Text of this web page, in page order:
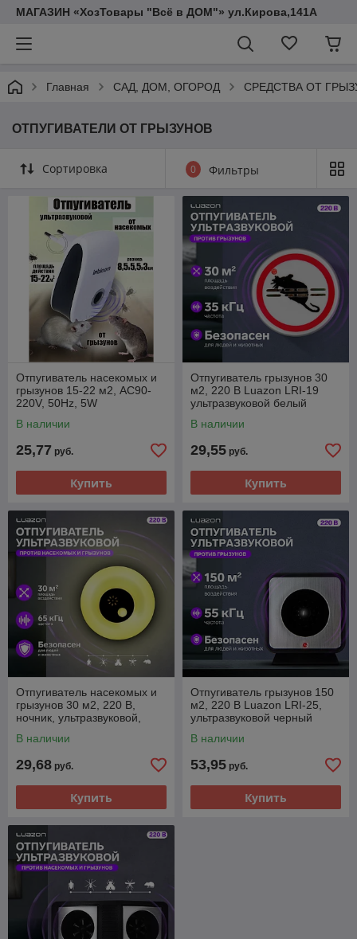
МАГАЗИН «ХозТовары "Всё в ДОМ"» ул.Кирова,141А
Главная САД, ДОМ, ОГОРОД СРЕДСТВА ОТ
ОТПУГИВАТЕЛИ ОТ ГРЫЗУНОВ
Сортировка 0 Фильтры
Отпугиватель насекомых и
грызунов 15-22 м2, АС90-
220V, 50Hz, 5W
В наличии
25,77 руб.
Купить
Отпугиватель грызунов 30
м2, 220 В Luazon LRI-19
ультразвуковой белый
В наличии
29,55 руб.
Купить
Отпугиватель насекомых и
грызунов 30 м2, 220 В,
ночник, ультразвуковой,
В наличии
29,68 руб.
Купить
Отпугиватель грызунов 150
м2, 220 В Luazon LRI-25,
ультразвуковой черный
В наличии
53,95 руб.
Купить